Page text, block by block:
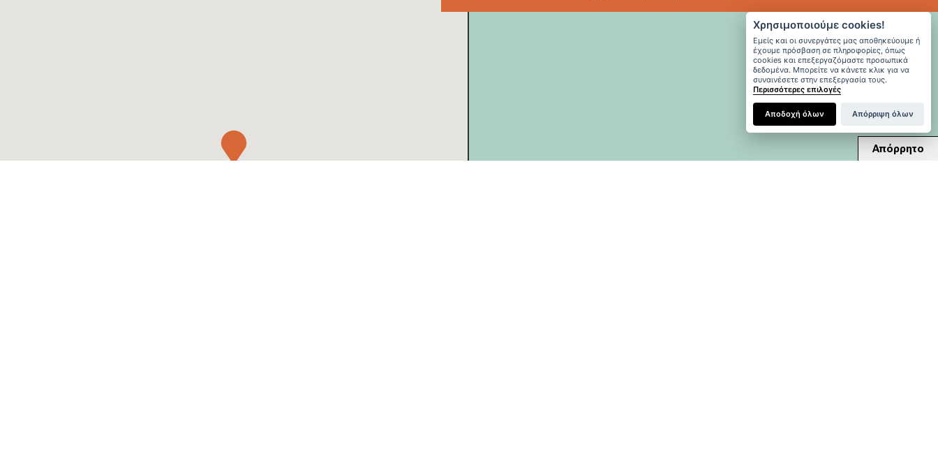
Απόρρητο
Χρησιμοποιούμε cookies!
Εμείς και οι συνεργάτες μας αποθηκεύουμε ή
έχουμε πρόσβαση σε πληροφορίες, όπως
cookies και επεξεργαζόμαστε προσωπικά
δεδομένα. Μπορείτε να κάνετε κλικ για να
συναινέσετε στην επεξεργασία τους.
Περισσότερες επιλογές
Αποδοχή όλων Απόρριψη όλων